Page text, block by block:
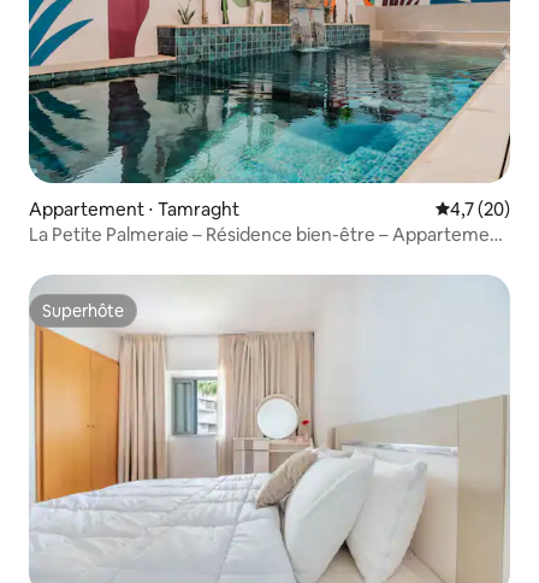
Appartement ⋅ Tamraght Évaluation
4,7 (20)
La Petite Palmeraie – Résidence bien-être – Appartement
Superhôte
Superhôte